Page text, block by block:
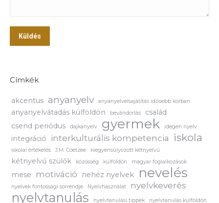
Küldés
Címkék
akcentus anyanyelv anyanyelvelsajátítás idősebb korban
anyanyelvátadás külföldön bevándorlás
család
csend periódus
dajkanyelv gyermek idegen nyelv
integráció interkulturális kompetencia iskola
iskolai értékelés J.M. Coetzee kiegyensúlyozott kétnyelvű
kétnyelvű szülők közösség külföldön magyar foglalkozások
mese motiváció nehéz nyelvek nevelés
nyelvek fontossági sorrendje Nyelvhasználat nyelvkeverés
nyelvtanulás nyelvtanulási tippek nyelvtanulás külföldön